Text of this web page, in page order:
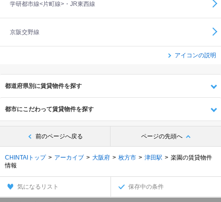
学研都市線<片町線>・JR東西線
京阪交野線
アイコンの説明
都道府県別に賃貸物件を探す
都市にこだわって賃貸物件を探す
前のページへ戻る ページの先頭へ
CHINTAIトップ アーカイブ 大阪府 枚方市 津田駅
楽園の賃貸物件
情報
気になるリスト 保存中の条件